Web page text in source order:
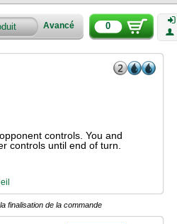
Avancé 0
controls. You and
controls until end of turn.
finalisation de la commande